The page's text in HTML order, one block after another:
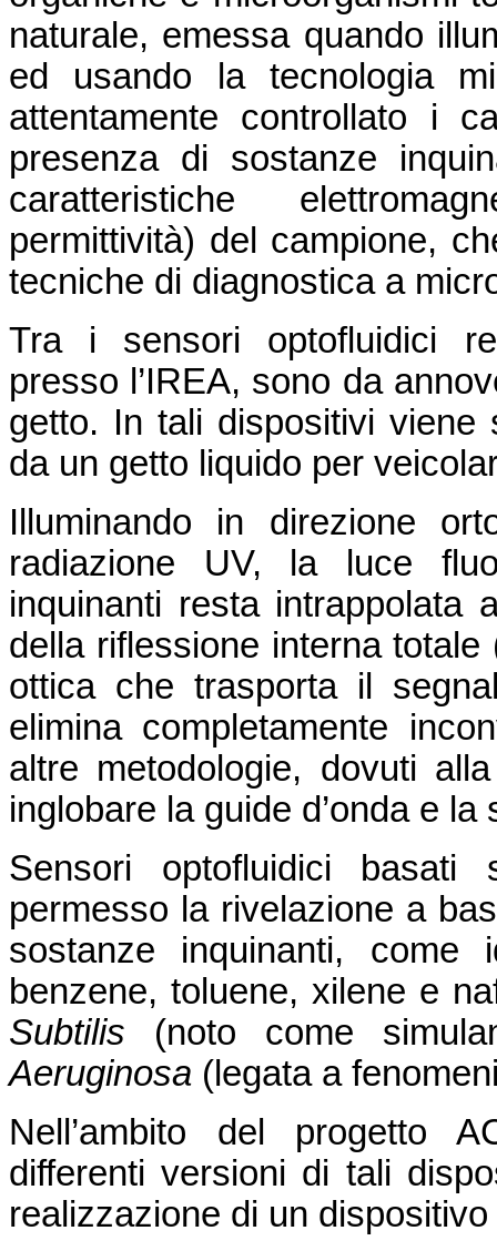
naturale, emessa quando
ed usando la tecnologia
attentamente controllato i
presenza di sostanze
caratteristiche
permittività) del campione,
tecniche di diagnostica a
Tra i sensori optofluidici
presso l’IREA, sono da
getto. In tali dispositivi viene
da un getto liquido per
Illuminando in direzione
radiazione UV, la luce
inquinanti resta intrappolata
della riflessione interna
ottica che trasporta il
elimina completamente
altre metodologie, dovuti
inglobare la guide d’onda e
Sensori optofluidici
permesso la rivelazione a
sostanze inquinanti, come
benzene, toluene, xilene e
Subtilis (noto come
Aeruginosa (legata a
Nell’ambito del progetto
differenti versioni di tali
realizzazione di un